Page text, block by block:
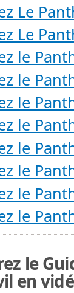
Le
Le
le
le
le
le
le
le
le
le
le
en